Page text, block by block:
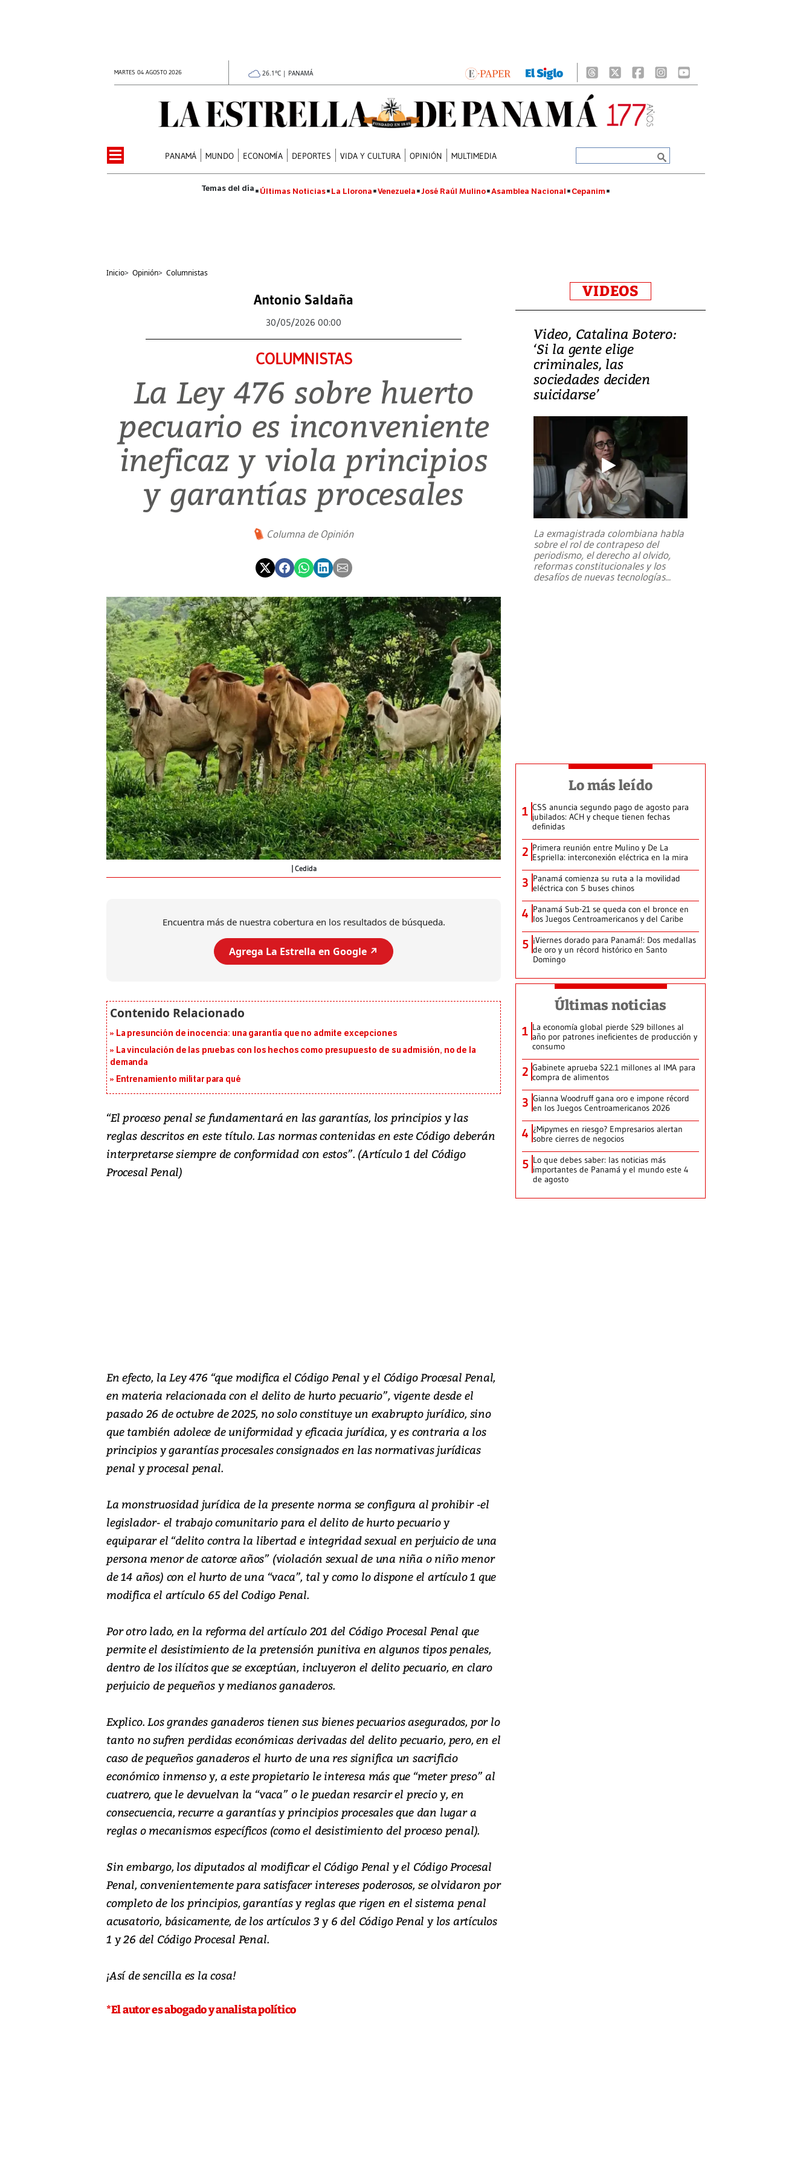
MARTES 04 AGOSTO 2026 26.1°C | PANAMÁ
PANAMÁ MUNDO ECONOMÍA DEPORTES VIDA Y CULTURA OPINIÓN MULTIMEDIA
Últimas Noticias La Llorona Venezuela José Raúl Mulino Asamblea Nacional Cepanim
Inicio> Opinión> Columnistas
Antonio Saldaña
30/05/2026 00:00
COLUMNISTAS
La Ley 476 sobre huerto
pecuario es inconveniente
ineficaz y viola principios
y garantías procesales
Columna de Opinión
Cedida
Encuentra más de nuestra cobertura en los resultados de búsqueda.
Agrega La Estrella en Google ↗️
La presunción de inocencia: una garantía que no admite excepciones
La vinculación de las pruebas con los hechos como presupuesto de su admisión, no de la
demanda
Entrenamiento militar para qué
“El proceso penal se fundamentará en las garantías, los principios y las
reglas descritos en este título. Las normas contenidas en este Código deberán
interpretarse siempre de conformidad con estos”. (Artículo 1 del Código
Procesal Penal)
En efecto, la Ley 476 “que modifica el Código Penal y el Código Procesal Penal,
en materia relacionada con el delito de hurto pecuario”, vigente desde el
pasado 26 de octubre de 2025, no solo constituye un exabrupto jurídico, sino
que también adolece de uniformidad y eficacia jurídica, y es contraria a los
principios y garantías procesales consignados en las normativas jurídicas
penal y procesal penal.
La monstruosidad jurídica de la presente norma se configura al prohibir -el
legislador- el trabajo comunitario para el delito de hurto pecuario y
equiparar el “delito contra la libertad e integridad sexual en perjuicio de una
persona menor de catorce años” (violación sexual de una niña o niño menor
de 14 años) con el hurto de una “vaca”, tal y como lo dispone el artículo 1 que
modifica el artículo 65 del Codigo Penal.
Por otro lado, en la reforma del artículo 201 del Código Procesal Penal que
permite el desistimiento de la pretensión punitiva en algunos tipos penales,
dentro de los ilícitos que se exceptúan, incluyeron el delito pecuario, en claro
perjuicio de pequeños y medianos ganaderos.
Explico. Los grandes ganaderos tienen sus bienes pecuarios asegurados, por lo
tanto no sufren perdidas económicas derivadas del delito pecuario, pero, en el
caso de pequeños ganaderos el hurto de una res significa un sacrificio
económico inmenso y, a este propietario le interesa más que “meter preso” al
cuatrero, que le devuelvan la “vaca” o le puedan resarcir el precio y, en
consecuencia, recurre a garantías y principios procesales que dan lugar a
reglas o mecanismos específicos (como el desistimiento del proceso penal).
Sin embargo, los diputados al modificar el Código Penal y el Código Procesal
Penal, convenientemente para satisfacer intereses poderosos, se olvidaron por
completo de los principios, garantías y reglas que rigen en el sistema penal
acusatorio, básicamente, de los artículos 3 y 6 del Código Penal y los artículos
1 y 26 del Código Procesal Penal.
¡Así de sencilla es la cosa!
*El autor es abogado y analista político
VIDEOS
Video, Catalina Botero:
‘Si la gente elige
criminales, las
sociedades deciden
suicidarse’
La exmagistrada colombiana habla
sobre el rol de contrapeso del
periodismo, el derecho al olvido,
reformas constitucionales y los
desafíos de nuevas tecnologías...
Lo más leído
1 CSS anuncia segundo pago de agosto para
jubilados: ACH y cheque tienen fechas
definidas
2 Primera reunión entre Mulino y De La
Espriella: interconexión eléctrica en la mira
3 Panamá comienza su ruta a la movilidad
eléctrica con 5 buses chinos
4 Panamá Sub-21 se queda con el bronce en
los Juegos Centroamericanos y del Caribe
5 ¡Viernes dorado para Panamá!: Dos medallas
de oro y un récord histórico en Santo
Domingo
Últimas noticias
1 La economía global pierde $29 billones al
año por patrones ineficientes de producción y
consumo
2 Gabinete aprueba $22.1 millones al IMA para
compra de alimentos
3 Gianna Woodruff gana oro e impone récord
en los Juegos Centroamericanos 2026
4 ¿Mipymes en riesgo? Empresarios alertan
sobre cierres de negocios
5 Lo que debes saber: las noticias más
importantes de Panamá y el mundo este 4
de agosto